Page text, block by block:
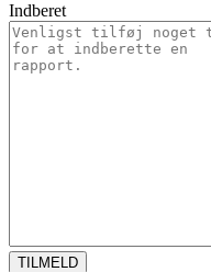
Indberet
TILMELD